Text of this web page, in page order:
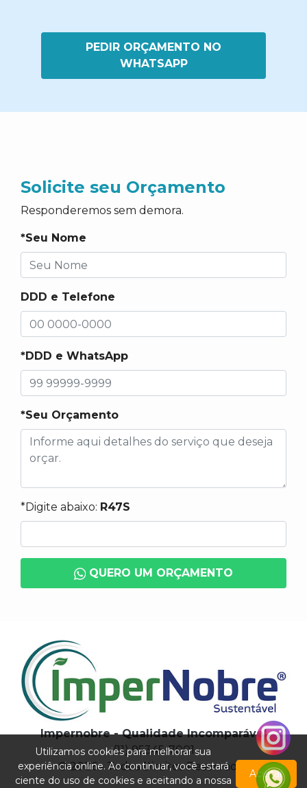
PEDIR ORÇAMENTO NO
WHATSAPP
Solicite seu Orçamento
Responderemos sem demora.
*Seu Nome
DDD e Telefone
*DDD e WhatsApp
*Seu Orçamento
*Digite abaixo: R47S
QUERO UM ORÇAMENTO
Impernobre - Qualidade Incomparável
(11) 95345-7001
© 2026 - Todos Direitos Reservados
Utilizamos cookies para melhorar sua
experiência online. Ao continuar, você estará
ciente do uso de cookies e aceitando a nossa
Aceitar